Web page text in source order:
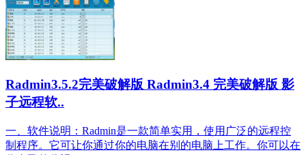
Radmin3.5.2完美破解版 Radmin3.4 完美破解版 影
子远程软..
一、软件说明：Radmin是一款简单实用，使用广泛的远程控
制程序。它可让你通过你的电脑在别的电脑上工作。你可以在